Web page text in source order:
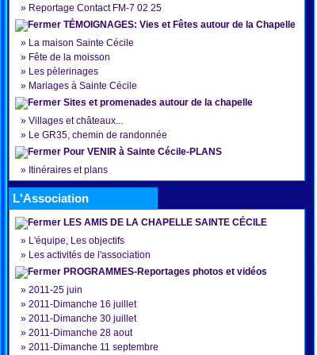
» Reportage Contact FM-7 02 25
TÉMOIGNAGES: Vies et Fêtes autour de la Chapelle
» La maison Sainte Cécile
» Fête de la moisson
» Les pèlerinages
» Mariages à Sainte Cécile
Sites et promenades autour de la chapelle
» Villages et châteaux...
» Le GR35, chemin de randonnée
Pour VENIR à Sainte Cécile-PLANS
» Itinéraires et plans
L'Association
LES AMIS DE LA CHAPELLE SAINTE CÉCILE
» L'équipe, Les objectifs
» Les activités de l'association
PROGRAMMES-Reportages photos et vidéos
» 2011-25 juin
» 2011-Dimanche 16 juillet
» 2011-Dimanche 30 juillet
» 2011-Dimanche 28 aout
» 2011-Dimanche 11 septembre